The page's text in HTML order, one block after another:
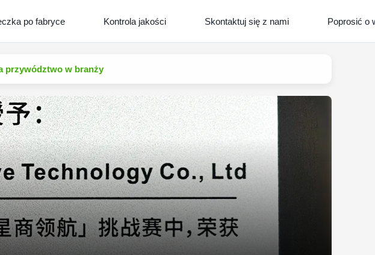
po fabryce Kontrola jakości Skontaktuj się z nami Poprosić o
przywództwo w branży